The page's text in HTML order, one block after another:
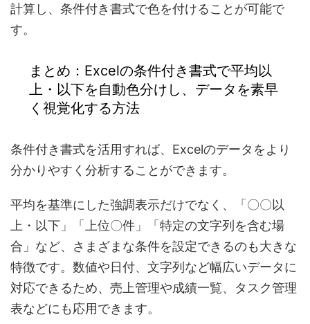
計算し、条件付き書式で色を付けることが可能で
す。
まとめ：Excelの条件付き書式で平均以
上・以下を自動色分けし、データを素早
く視覚化する方法
条件付き書式を活用すれば、Excelのデータをより
分かりやすく分析することができます。
平均を基準にした強調表示だけでなく、「〇〇以
上・以下」「上位〇件」「特定の文字列を含む場
合」など、さまざまな条件を設定できるのも大きな
特徴です。数値や日付、文字列など幅広いデータに
対応できるため、売上管理や成績一覧、タスク管理
表などにも応用できます。